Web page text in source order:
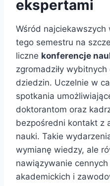
ekspertami
Wśród
tego semestru na
liczne konferencje
zgromadziły
dziedzin. Uczelnie w
spotkania
doktorantom oraz
bezpośredni kontakt z
nauki. Takie
wymianę wiedzy, ale
nawiązywanie
akademickich i